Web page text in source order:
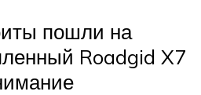
пошли на
Roadgid X7